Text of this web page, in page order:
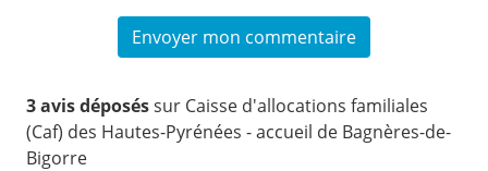
3 avis déposéssur Caisse d'allocations familiales
(Caf) des Hautes-Pyrénées - accueil de Bagnères-de-
Bigorre